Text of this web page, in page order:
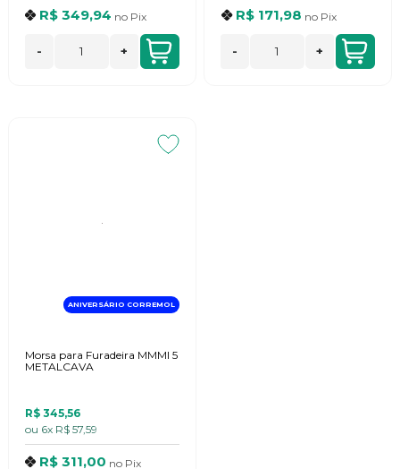
R$ 349,94 no Pix
- +
R$ 171,98 no Pix
- +
ANIVERSÁRIO CORREMOL
Morsa para Furadeira MMMI 5
METALCAVA
R$ 345,56
ou 6x R$ 57,59
R$ 311,00 no Pix